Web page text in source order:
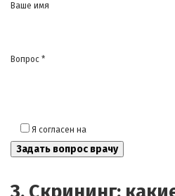
Ваше имя
Вопрос *
Я согласен на